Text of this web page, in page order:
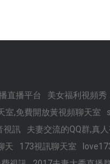
直播平台 美女福利視頻秀
室,免費開放黃視頻聊天室
視訊 夫妻交流的QQ群,真
天 173視訊聊天室